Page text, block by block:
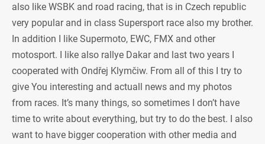
also like WSBK and road racing, that is in Czech republic
very popular and in class Supersport race also my brother.
In addition I like Supermoto, EWC, FMX and other
motosport. I like also rallye Dakar and last two years I
cooperated with Ondřej Klymčiw. From all of this I try to
give You interesting and actuall news and my photos
from races. It’s many things, so sometimes I don’t have
time to write about everything, but try to do the best. I also
want to have bigger cooperation with other media and